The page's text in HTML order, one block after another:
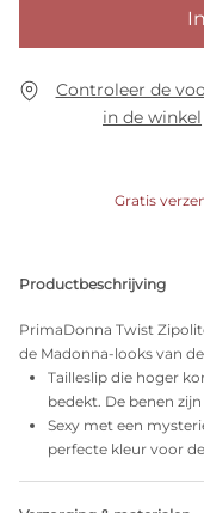
Controleer de
in de winkel
Gratis
Productbeschrijving
PrimaDonna Twist
de Madonna-looks van
Tailleslip die hoger
bedekt. De benen
Sexy met een
perfecte kleur voor